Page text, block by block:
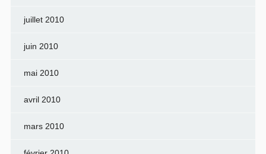
juillet 2010
juin 2010
mai 2010
avril 2010
mars 2010